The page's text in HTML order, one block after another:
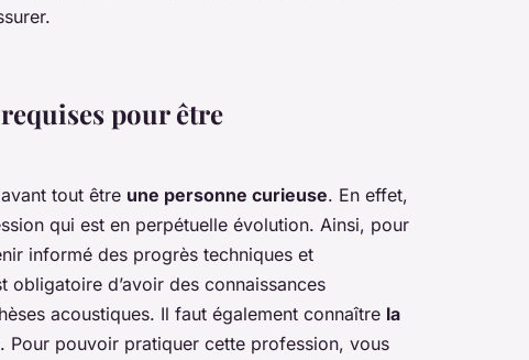
pour être
tout être une personne curieuse. En effet,
qui est en perpétuelle évolution. Ainsi, pour
informé des progrès techniques et
obligatoire d’avoir des connaissances
acoustiques. Il faut également connaître la
Pour pouvoir pratiquer cette profession, vous